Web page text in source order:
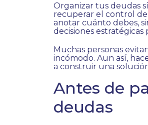
Organizar tus deudas
recuperar el control de
anotar cuánto debes,
decisiones estratégicas
Muchas personas
incómodo. Aun así,
a construir una
Antes de
deudas